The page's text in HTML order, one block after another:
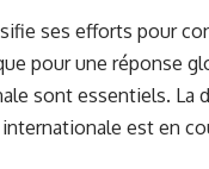
ses efforts pour
pour une réponse
sont essentiels. La
est en